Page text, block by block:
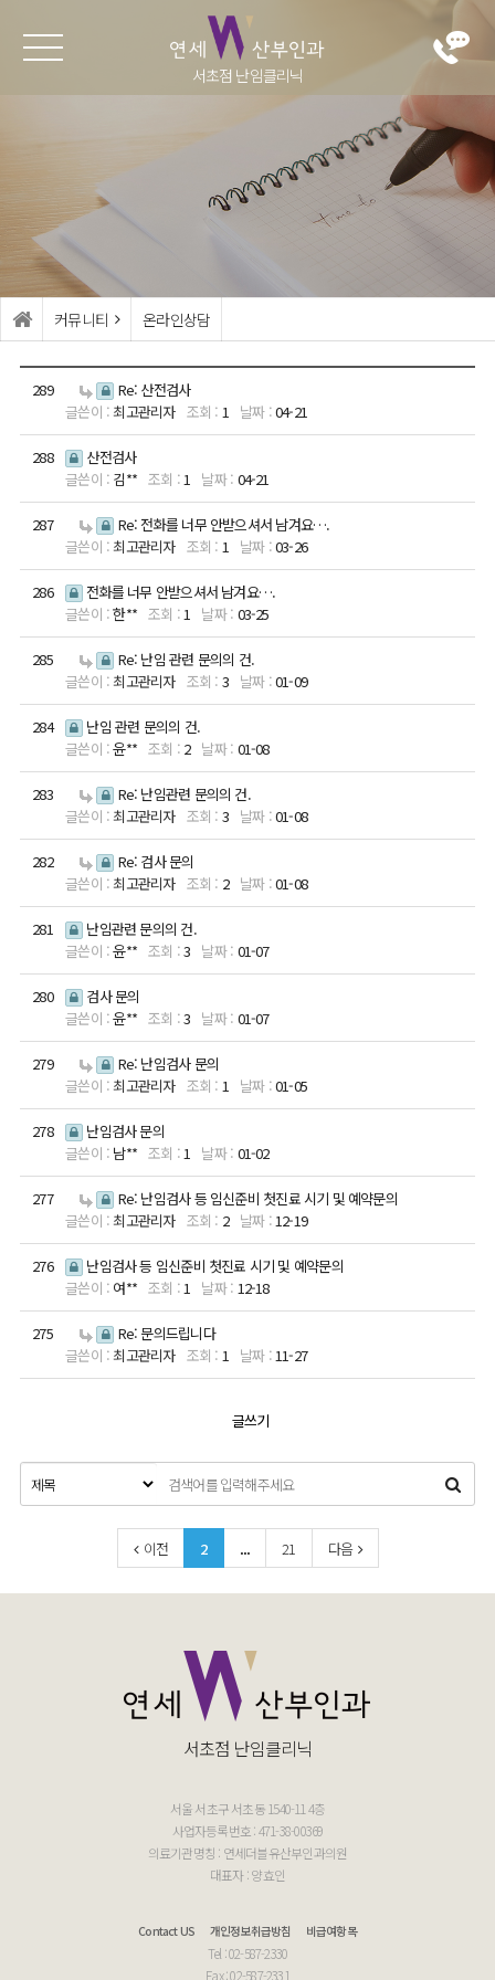
서초점 난임클리닉
진료시간·오시
난임클리
시험관아기
가임력보존 (난
자동결)
패
원스톱 메디컬
진료
주산기관리
난자냉동
닉
부인과 검진
생식기 감염
여성건강센터
여성의학
연구소
여성의학연구
소
연구진 소개
난임연구 및 시
술
커뮤니티
임신사례후기
온라인상담
공지사항
W 난임영상
ENG
ENG
커뮤니티 온라인상담
289
Re: 산전검사
최고관리자
1 04-21
288
산전검사
김**
1 04-21
287
Re: 전화를 너무 안받으셔서 남겨요….
최고관리자
1 03-26
286
전화를 너무 안받으셔서 남겨요….
한**
1 03-25
285
Re: 난임 관련 문의의 건.
최고관리자
3 01-09
284
난임 관련 문의의 건.
윤**
2 01-08
283
Re: 난임관련 문의의 건.
최고관리자
3 01-08
282
Re: 검사 문의
최고관리자
2 01-08
281
난임관련 문의의 건.
윤**
3 01-07
280
검사 문의
윤**
3 01-07
279
Re: 난임검사 문의
최고관리자
1 01-05
278
난임검사 문의
남**
1 01-02
277
Re: 난임검사 등 임신준비 첫진료 시기 및 예약문의
최고관리자
2 12-19
276
난임검사 등 임신준비 첫진료 시기 및 예약문의
여**
1 12-18
275
Re: 문의드립니다
최고관리자
1 11-27
글쓰기
이전 2 ... 21 다음
서초점 난임클리닉
서울 서초구 서초동 1540-11 4층
사업자등록번호 : 471-38-00369
의료기관명칭 : 연세더블유산부인과의원
대표자 : 양효인
Contact US 개인정보취급방침 비급여항목
Tel : 02-587-2330
Fax : 02-587-2331